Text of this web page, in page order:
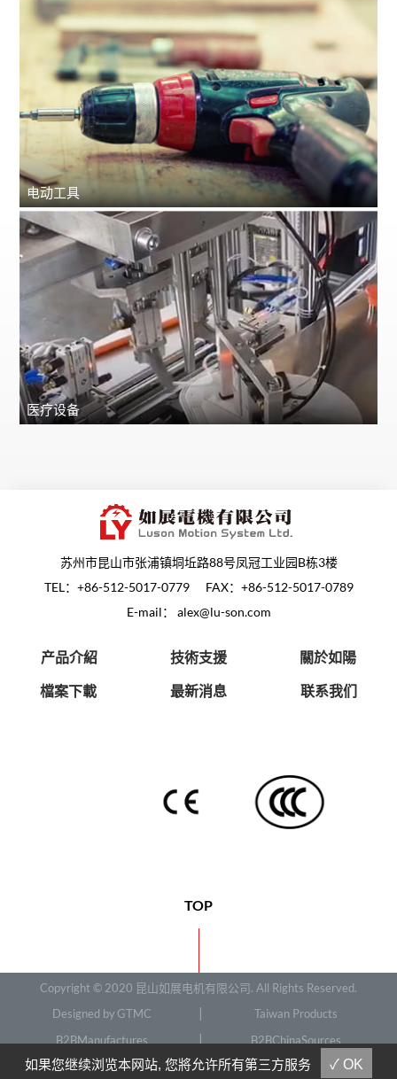
电动工具
医疗设备
苏州市昆山市张浦镇垌坵路88号凤冠工业园B栋3楼
TEL： +86-512-5017-0779
FAX：+86-512-5017-0789
E-mail： alex@lu-son.com
产品介紹 技術支援
關於如陽
檔案下載
最新消息 联系我们
TOP
Copyright © 2020 昆山如展电机有限公司. All Rights Reserved.
Designed by GTMC
Taiwan Products
B2BManufactures
B2BChinaSources
SMP Version
如果您继续浏览本网站, 您將允许所有第三方服务 ✓ OK